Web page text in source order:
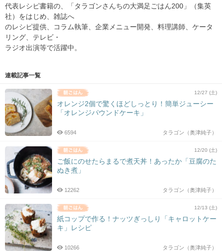
代表レシピ書籍の、「タラゴンさんちの大満足ごはん200」（集英
社）をはじめ、雑誌へ
のレシピ提供、コラム執筆、企業メニュー開発、料理講師、ケータ
リング、テレビ・
ラジオ出演等で活躍中。
連載記事一覧
12/27 (土)
オレンジ2個で驚くほどしっとり！簡単ジューシー
「オレンジパウンドケーキ」
タラゴン（奥津純子）
6594
12/20 (土)
ご飯にのせたらまるで煮天丼！あったか「豆腐のた
ぬき煮」
タラゴン（奥津純子）
12262
12/13 (土)
紙コップで作る！ナッツぎっしり「キャロットケー
キ」レシピ
タラゴン（奥津純子）
10266